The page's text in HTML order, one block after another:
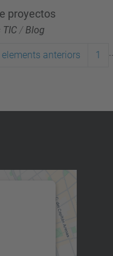
proyectos
TIC /Blog
elements anteriors 1